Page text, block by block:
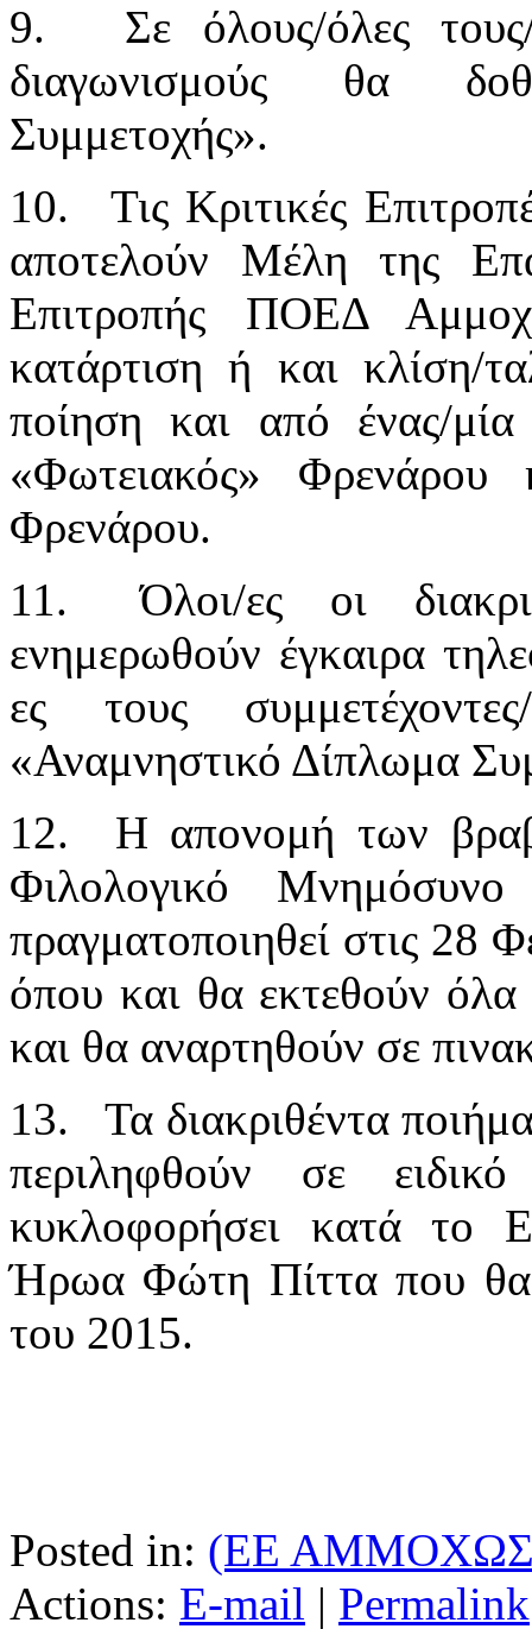
9.
Σε όλους/όλες
διαγωνισμούς θα
Συμμετοχής».
10.
Τις Κριτικές
αποτελούν Μέλη της
Επιτροπής ΠΟΕΔ
κατάρτιση ή και κλίση/
ποίηση και από ένας/
«Φωτειακός»
Φρενάρου.
11.
Όλοι/ες οι
ενημερωθούν έγκαιρα
ες τους
«Αναμνηστικό Δίπλωμα
12.
Η απονομή των
Φιλολογικό
πραγματοποιηθεί στις 28
όπου και θα εκτεθούν όλα
και θα αναρτηθούν σε
13.
Τα διακριθέντα
περιληφθούν σε
κυκλοφορήσει κατά το
Ήρωα Φώτη Πίττα που θα
του 2015.
Posted in: (ΕΕ
Actions: E-mail | Permalink